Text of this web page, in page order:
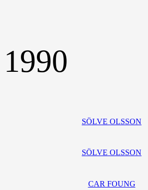
1990
SÖLVE OLSSON
SÖLVE OLSSON
CAR FOUNG